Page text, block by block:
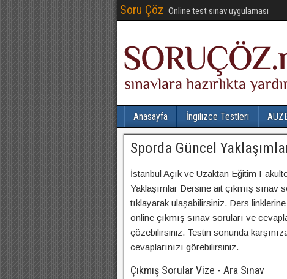
Soru Çöz Online test sınav uygulaması
Anasayfa İngilizce Testleri
Sporda Güncel
İstanbul Açık ve Uzaktan Eğitim
Yaklaşımlar Dersine ait çıkmış sınav
tıklayarak ulaşabilirsiniz. Ders
online çıkmış sınav soruları ve
çözebilirsiniz. Testin sonunda
cevaplarınızı görebilirsiniz.
Çıkmış Sorular Vize - Ara Sınav